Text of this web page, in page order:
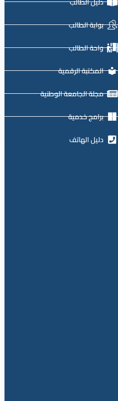
بوابة الطالب
واحة الطالب
المكتبة الرقمية
مجلة الجامعة الوطنية
برامج خدمية
دليل الهاتف